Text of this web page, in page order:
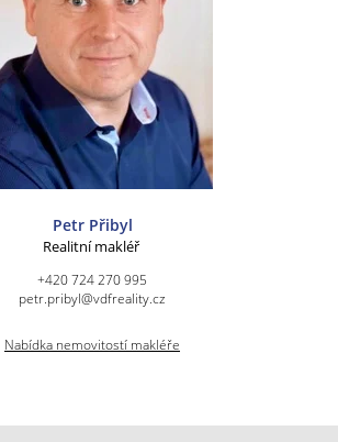
Petr Přibyl
Realitní makléř
+420 724 270 995
petr.pribyl@vdfreality.cz
Nabídka nemovitostí makléře